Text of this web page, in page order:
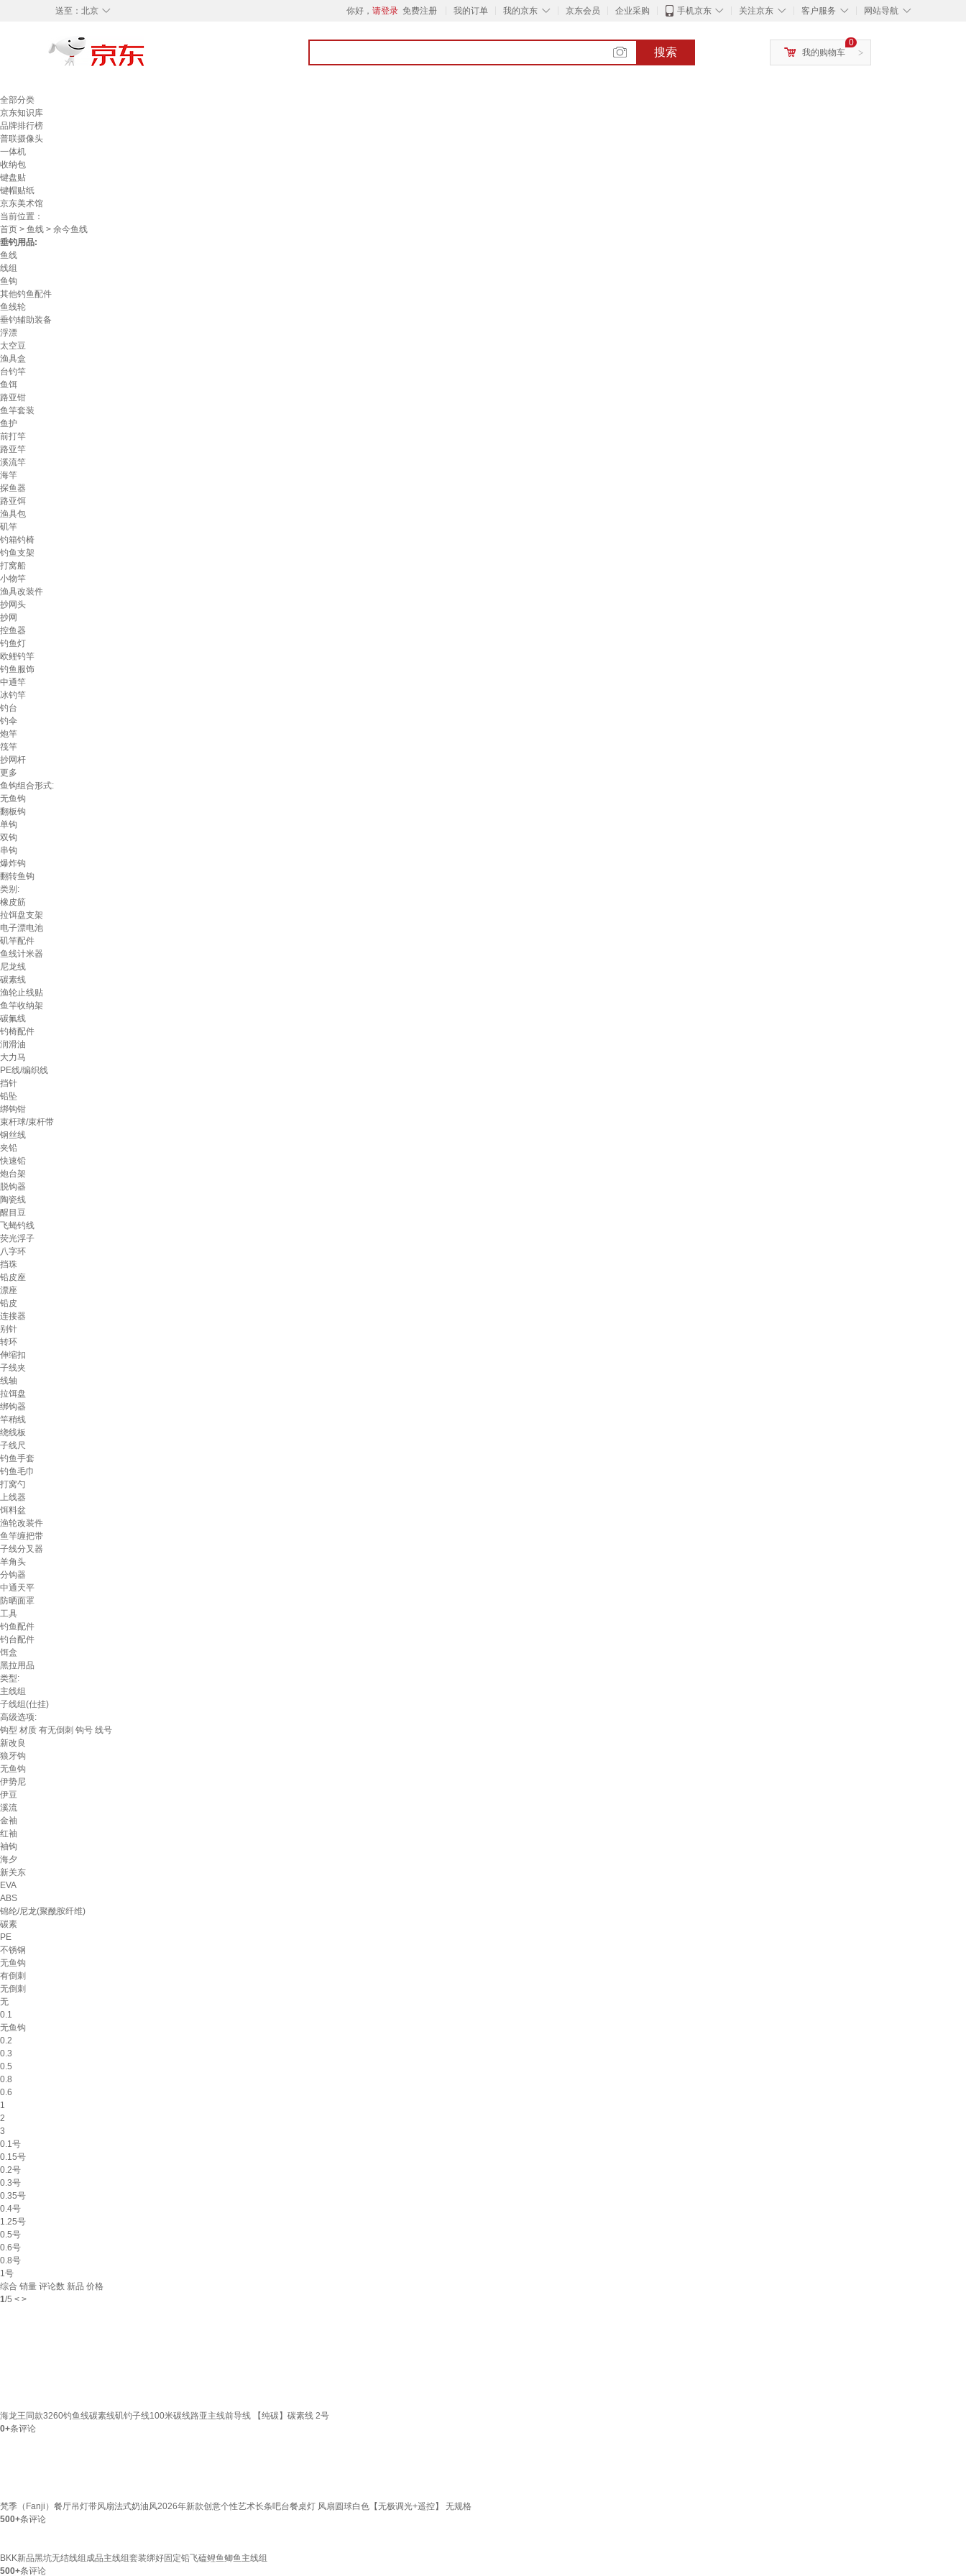
◇
送至： 北京 你好， 请登录 免费注册 我的订单 ◇
我的京东 京东会员 企业采购 ◇
手机京东 ◇
关注京东 ◇
客户服务 ◇
网站导航
搜索 >
0
我的购物车
全部分类
京东知识库
品牌排行榜
普联摄像头
一体机
收纳包
键盘贴
键帽贴纸
京东美术馆
当前位置：
首页 > 鱼线 > 余今鱼线
垂钓用品:
鱼线
线组
鱼钩
其他钓鱼配件
鱼线轮
垂钓辅助装备
浮漂
太空豆
渔具盒
台钓竿
鱼饵
路亚钳
鱼竿套装
鱼护
前打竿
路亚竿
溪流竿
海竿
探鱼器
路亚饵
渔具包
矶竿
钓箱钓椅
钓鱼支架
打窝船
小物竿
渔具改装件
抄网头
抄网
控鱼器
钓鱼灯
欧鲤钓竿
钓鱼服饰
中通竿
冰钓竿
钓台
钓伞
炮竿
筏竿
抄网杆
更多
鱼钩组合形式:
无鱼钩
翻板钩
单钩
双钩
串钩
爆炸钩
翻转鱼钩
类别:
橡皮筋
拉饵盘支架
电子漂电池
矶竿配件
鱼线计米器
尼龙线
碳素线
渔轮止线贴
鱼竿收纳架
碳氟线
钓椅配件
润滑油
大力马
PE线/编织线
挡针
铅坠
绑钩钳
束杆球/束杆带
钢丝线
夹铅
快速铅
炮台架
脱钩器
陶瓷线
醒目豆
飞蝇钓线
荧光浮子
八字环
挡珠
铅皮座
漂座
铅皮
连接器
别针
转环
伸缩扣
子线夹
线轴
拉饵盘
绑钩器
竿稍线
绕线板
子线尺
钓鱼手套
钓鱼毛巾
打窝勺
上线器
饵料盆
渔轮改装件
鱼竿缠把带
子线分叉器
羊角头
分钩器
中通天平
防晒面罩
工具
钓鱼配件
钓台配件
饵盒
黑拉用品
类型:
主线组
子线组(仕挂)
高级选项:
钩型 材质 有无倒刺 钩号 线号
新改良
狼牙钩
无鱼钩
伊势尼
伊豆
溪流
金袖
红袖
袖钩
海夕
新关东
EVA
ABS
锦纶/尼龙(聚酰胺纤维)
碳素
PE
不锈钢
无鱼钩
有倒刺
无倒刺
无
0.1
无鱼钩
0.2
0.3
0.5
0.8
0.6
1
2
3
0.1号
0.15号
0.2号
0.3号
0.35号
0.4号
1.25号
0.5号
0.6号
0.8号
1号
综合 销量 评论数 新品 价格
1/5 < >
海龙王同款3260钓鱼线碳素线矶钓子线100米碳线路亚主线前导线 【纯碳】碳素线 2号
0+条评论
梵季（Fanji）餐厅吊灯带风扇法式奶油风2026年新款创意个性艺术长条吧台餐桌灯 风扇圆球白色【无极调光+遥控】 无规格
500+条评论
BKK新品黑坑无结线组成品主线组套装绑好固定铅飞磕鲤鱼鲫鱼主线组
500+条评论